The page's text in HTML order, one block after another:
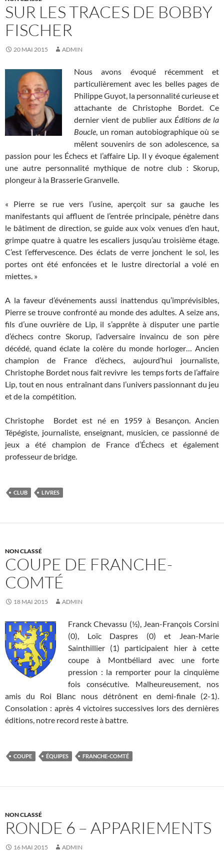
SUR LES TRACES DE BOBBY
FISCHER
20 MAI 2015 ADMIN
Nous avons évoqué récemment et
particulièrement avec les belles pages de
Philippe Guyot, la personnalité curieuse et
attachante de Christophe Bordet. Ce
dernier vient de publier aux Éditions de la
Boucle, un roman autobiographique où se
mêlent souvenirs de son adolescence, sa
passion pour les Échecs et l’affaire Lip. Il y évoque également
une autre personnalité mythique de notre club : Skorup,
plongeur à la Brasserie Granvelle.
« Pierre se rue vers l’usine, aperçoit sur sa gauche les
manifestants qui affluent de l’entrée principale, pénètre dans
le bâtiment de direction, se guide aux voix venues d’en haut,
grimpe quatre à quatre les escaliers jusqu’au troisième étage.
C’est l’effervescence. Des éclats de verre jonchent le sol, les
portes ont été enfoncées et le lustre directorial a volé en
miettes. »
A la faveur d’événements aussi inattendus qu’imprévisibles,
Pierre se trouve confronté au monde des adultes. A seize ans,
fils d’une ouvrière de Lip, il s’apprête à disputer une partie
d’échecs contre Skorup, l’adversaire invaincu de son père
décédé, quand éclate la colère du monde horloger… Ancien
champion de France d’échecs, aujourd’hui journaliste,
Christophe Bordet nous fait revivre les temps forts de l’affaire
Lip, tout en nous entraînant dans l’univers passionnant du jeu
et de la compétition.
Christophe Bordet est né en 1959 à Besançon. Ancien
Tépégiste, journaliste, enseignant, musicien, ce passionné de
jeux a été champion de France d’Échecs et également
professeur de bridge.
CLUB LIVRES
NON CLASSÉ
COUPE DE FRANCHE-
COMTÉ
18 MAI 2015 ADMIN
Franck Chevassu (½), Jean-François Corsini
(0), Loïc Daspres (0) et Jean-Marie
Sainthillier (1) participaient hier à cette
coupe à Montbéliard avec une forte
pression : la remporter pour la cinquième
fois consécutive. Malheureusement, nos
amis du Roi Blanc nous détrônent en demi-finale (2-1).
Consolation : après 4 victoires successives lors des dernières
éditions, notre record reste à battre.
COUPE ÉQUIPES FRANCHE-COMTÉ
NON CLASSÉ
RONDE 6 – APPARIEMENTS
16 MAI 2015 ADMIN